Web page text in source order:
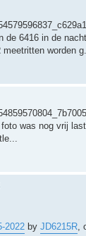
de 6416 in de
meetritten worden
was nog vrij
2022 byJD6215R,